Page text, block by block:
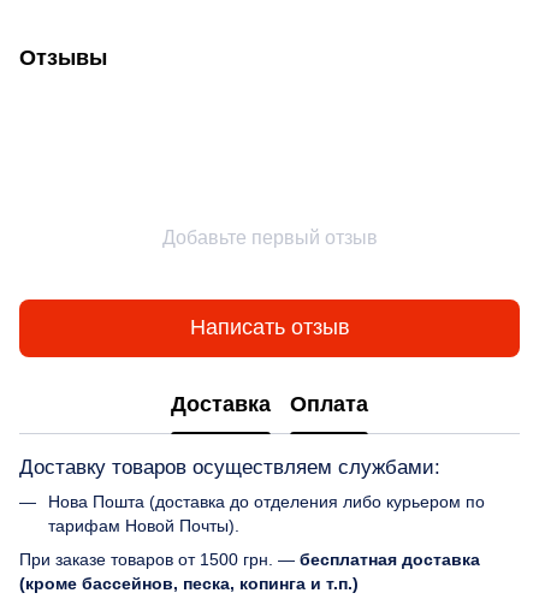
Отзывы
Добавьте первый отзыв
Написать отзыв
Доставка Оплата
Доставку товаров осуществляем службами:
Нова Пошта (доставка до отделения либо курьером по
тарифам Новой Почты).
При заказе товаров от 1500 грн. — бесплатная доставка
(кроме бассейнов, песка, копинга и т.п.)